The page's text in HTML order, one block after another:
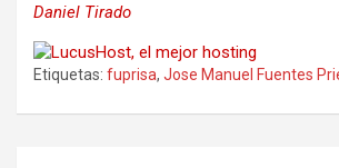
Daniel Tirado
Etiquetas: fuprisa, Jose Manuel Fuentes